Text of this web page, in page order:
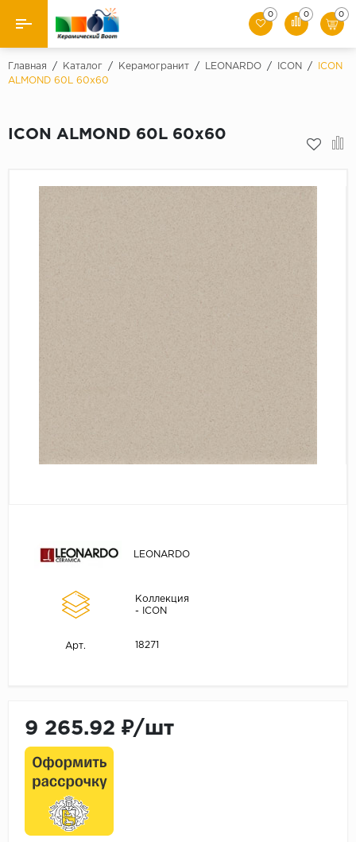
Назад
Керамическая плитка
0 0 0
Главная / Каталог / Керамогранит / LEONARDO / ICON /
ICON
ALMOND 60L 60x60
ICON ALMOND 60L 60x60
LEONARDO
Коллекция
- ICON
Арт. 18271
9 265.92 ₽/шт